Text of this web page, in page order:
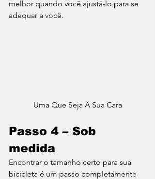
melhor quando você ajustá-lo para se
adequar a você.
Uma Que Seja A Sua Cara
Passo 4 – Sob
medida
Encontrar o tamanho certo para sua
bicicleta é um passo completamente